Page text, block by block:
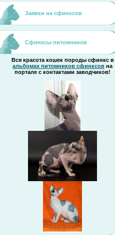
Заявки на сфинксов
Сфинксы питомников
Вся красота кошек породы сфинкс в
альбомах питомников сфинксов на
портале с контактами заводчиков!